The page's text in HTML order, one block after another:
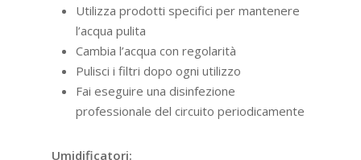
Utilizza prodotti specifici per mantenere
l’acqua pulita
Cambia l’acqua con regolarità
Pulisci i filtri dopo ogni utilizzo
Fai eseguire una disinfezione
professionale del circuito periodicamente
Umidificatori: